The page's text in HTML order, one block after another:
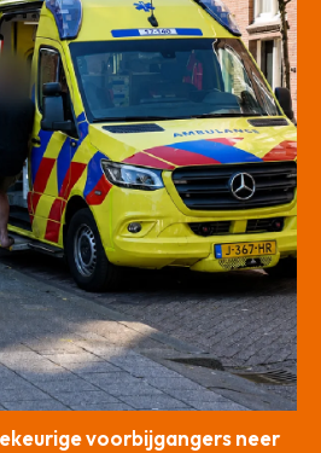
voorbijgangers neer